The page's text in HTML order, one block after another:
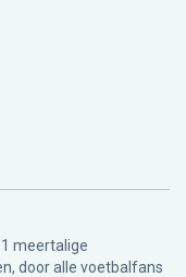
meertalige
door alle voetbalfans